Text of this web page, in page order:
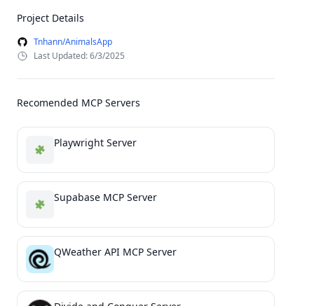
Project Details
Tnhann/AnimalsApp
Last Updated: 6/3/2025
Recomended MCP Servers
Playwright Server
Supabase MCP Server
QWeather API MCP Server